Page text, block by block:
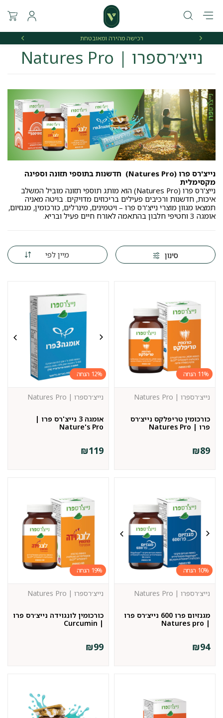
רכישה מהירה ומאובטחת
נייצ׳רספרו | Natures Pro
נייצ'רס פרו (Natures Pro) חדשנות בתוספי תזונה וספיגה
מקסימלית
נייצ'רס פרו (Natures Pro) הוא מותג תוספי תזונה מוביל המשלב
איכות, חדשנות ורכיבים פעילים בריכוזים מדויקים. בויטה מאניה
תמצאו מגוון מוצרי נייצ'רס פרו – ויטמינים, מינרלים, כורכומין, מגנזיום,
אומגה 3 וחטיפי חלבון בהתאמה לאורח חיים פעיל ובריא.
סינון מיין לפי
11%
כורכומין טריפלקס נייצ׳רס
פרו | Natures Pro
נייצ׳רספרו | Natures Pro
₪89
12%
אומגה 3 נייצ'רס פרו |
Nature's Pro
נייצ׳רספרו | Natures Pro
₪119
10%
מגנזיום פרו 600 נייצ׳רס פרו
| Natures pro
נייצ׳רספרו | Natures Pro
₪94
19%
כורכומין לונגוידה נייצ׳רס פרו
| Curcumin
נייצ׳רספרו | Natures Pro
₪99